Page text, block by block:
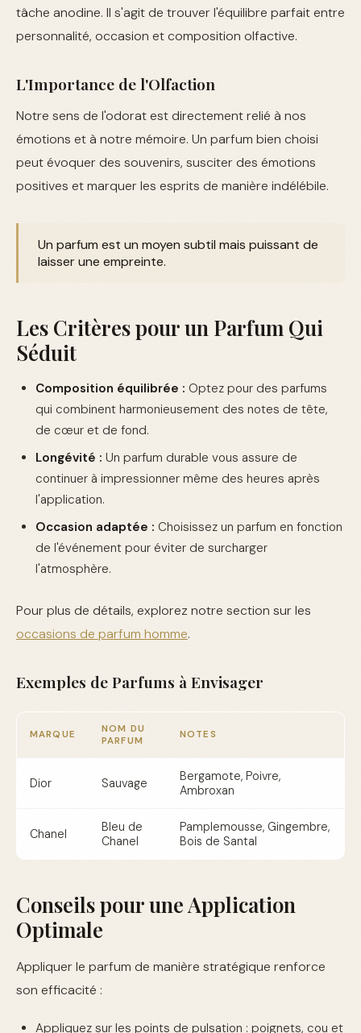
tâche anodine. Il s'agit de trouver l'équilibre parfait entre
personnalité, occasion et composition olfactive.
L'Importance de l'Olfaction
Notre sens de l'odorat est directement relié à nos
émotions et à notre mémoire. Un parfum bien choisi
peut évoquer des souvenirs, susciter des émotions
positives et marquer les esprits de manière indélébile.
Un parfum est un moyen subtil mais puissant de
laisser une empreinte.
Les Critères pour un Parfum Qui
Séduit
Composition équilibrée : Optez pour des parfums
qui combinent harmonieusement des notes de tête,
de cœur et de fond.
Longévité : Un parfum durable vous assure de
continuer à impressionner même des heures après
l'application.
Occasion adaptée : Choisissez un parfum en fonction
de l'événement pour éviter de surcharger
l'atmosphère.
Pour plus de détails, explorez notre section sur les
occasions de parfum homme.
Exemples de Parfums à Envisager
MARQUE
NOM DU
PARFUM
NOTES
Dior Sauvage
Bergamote, Poivre,
Ambroxan
Chanel
Bleu de
Chanel
Pamplemousse, Gingembre,
Bois de Santal
Conseils pour une Application
Optimale
Appliquer le parfum de manière stratégique renforce
son efficacité :
Appliquez sur les points de pulsation : poignets, cou et